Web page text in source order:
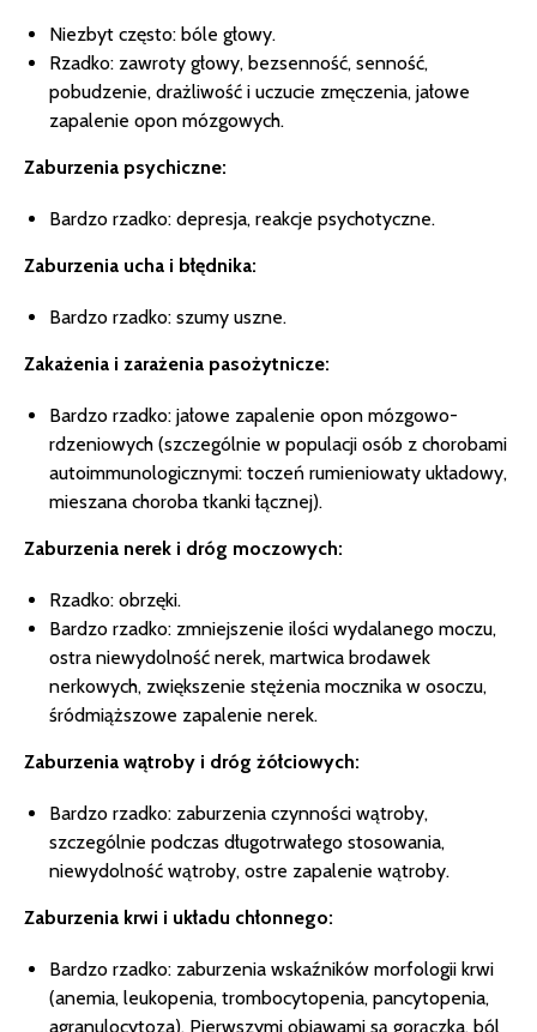
Niezbyt często: bóle głowy.
Rzadko: zawroty głowy, bezsenność, senność,
pobudzenie, drażliwość i uczucie zmęczenia, jałowe
zapalenie opon mózgowych.
Zaburzenia psychiczne:
Bardzo rzadko: depresja, reakcje psychotyczne.
Zaburzenia ucha i błędnika:
Bardzo rzadko: szumy uszne.
Zakażenia i zarażenia pasożytnicze:
Bardzo rzadko: jałowe zapalenie opon mózgowo-
rdzeniowych (szczególnie w populacji osób z chorobami
autoimmunologicznymi: toczeń rumieniowaty układowy,
mieszana choroba tkanki łącznej).
Zaburzenia nerek i dróg moczowych:
Rzadko: obrzęki.
Bardzo rzadko: zmniejszenie ilości wydalanego moczu,
ostra niewydolność nerek, martwica brodawek
nerkowych, zwiększenie stężenia mocznika w osoczu,
śródmiąższowe zapalenie nerek.
Zaburzenia wątroby i dróg żółciowych:
Bardzo rzadko: zaburzenia czynności wątroby,
szczególnie podczas długotrwałego stosowania,
niewydolność wątroby, ostre zapalenie wątroby.
Zaburzenia krwi i układu chłonnego:
Bardzo rzadko: zaburzenia wskaźników morfologii krwi
(anemia, leukopenia, trombocytopenia, pancytopenia,
agranulocytoza). Pierwszymi objawami są gorączka, ból